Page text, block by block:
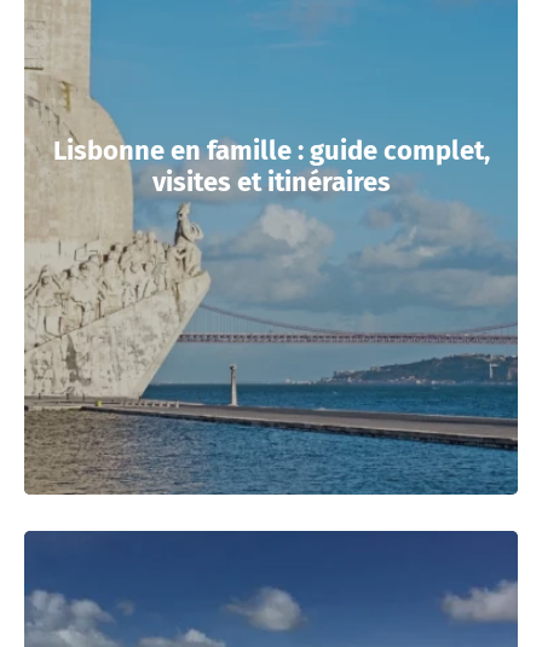
Lisbonne en famille : guide complet,
visites et itinéraires